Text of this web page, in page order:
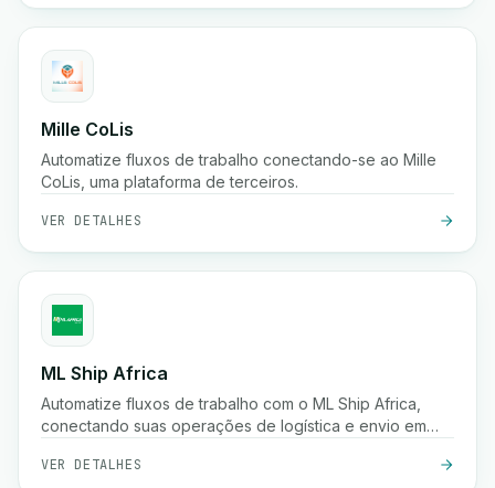
Mille CoLis
Automatize fluxos de trabalho conectando-se ao Mille
CoLis, uma plataforma de terceiros.
VER DETALHES
ML Ship Africa
Automatize fluxos de trabalho com o ML Ship Africa,
conectando suas operações de logística e envio em
VER DETALHES